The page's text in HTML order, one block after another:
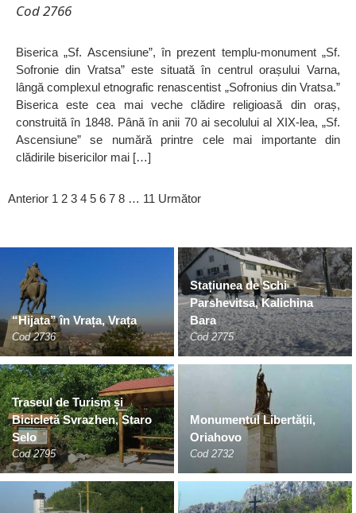
Cod 2766
Biserica „Sf. Ascensiune”, în prezent templu-monument „Sf.
Sofronie din Vratsa” este situată în centrul orașului Varna,
lângă complexul etnografic renascentist „Sofronius din Vratsa.”
Biserica este cea mai veche clădire religioasă din oraș,
construită în 1848. Până în anii 70 ai secolului al XIX-lea, „Sf.
Ascensiune” se numără printre cele mai importante din
clădirile bisericilor mai […]
Anterior 1 2 3 4 5 6 7 8 … 11 Următor
“Hijata” în Vrața, Vrața
Cod 2736
Stațiunea de Schi
Parshevitsa, Kalichina
Bara
Cod 2775
Traseul de Turism și
Bicicletă Svrazhen, Staro
Selo
Cod 2795
Monumentul Libertății,
Oriahovo
Cod 2732